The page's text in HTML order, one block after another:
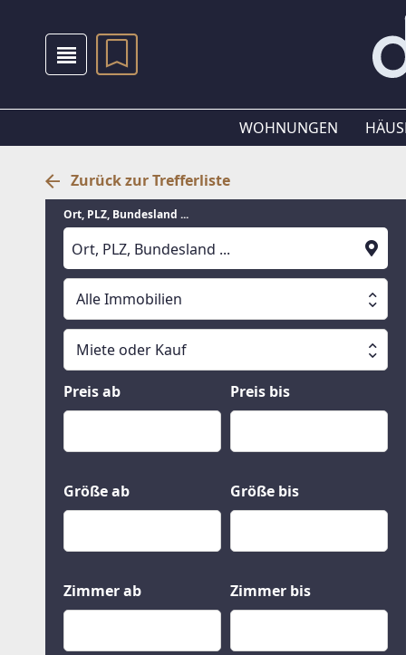
WOHNUNGEN
Zurück zur Trefferliste
Ort, PLZ, Bundesland ...
Suche läuft
Alle Immobilien
Alle Immobilien
Häuser
Grund und Boden
Miete oder Kauf
Miete oder Kauf
Kauf
Preis ab Preis bis
Größe ab Größe bis
Zimmer ab Zimmer bis